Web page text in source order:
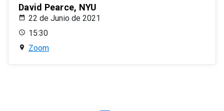
David Pearce, NYU
22 de Junio de 2021
15:30
Zoom